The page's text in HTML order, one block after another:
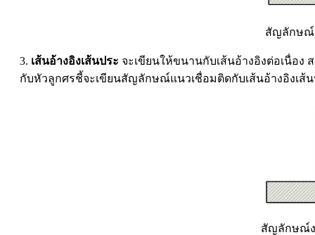
สัญลักษณ์
3. เส้นอ้างอิงเส้นประ จะเขียนให้ขนานกับเส้นอ้างอิงต่อเนื่อ
กับหัวลูกศรชี้จะเขียนสัญลักษณ์แนวเชื่อมติดกับเส้นอ้างอิงเส้
สัญลักษณ์ง